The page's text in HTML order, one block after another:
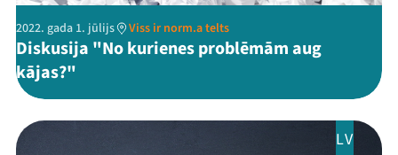
2022. gada 1. jūlijs Viss ir norm.a telts
Diskusija "No kurienes problēmām aug
kājas?"
LV